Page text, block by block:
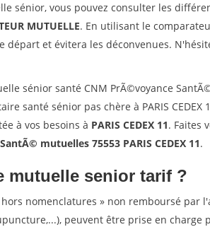
sénior, vous pouvez consulter les
MUTUELLE. En utilisant le
départ et évitera les déconvenues.
sénior santé CNM PrÃ©voyance
santé sénior pas chère à PARIS
à vos besoins à PARIS CEDEX 11. Faites
mutuelles 75553 PARIS CEDEX 11.
mutuelle senior tarif ?
nomenclatures » non remboursé par
peuvent être prise en charge